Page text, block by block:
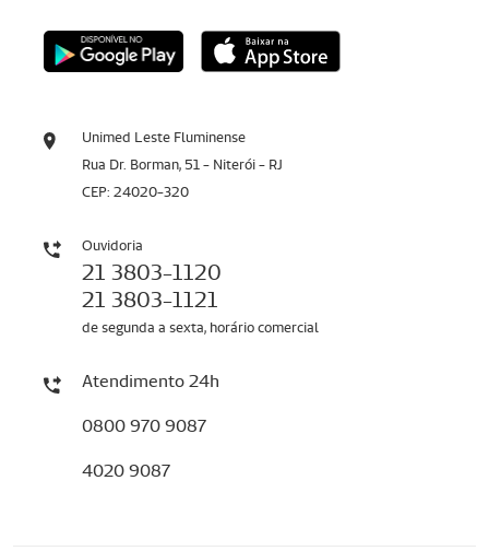
Unimed Leste Fluminense
Rua Dr. Borman, 51 - Niterói - RJ
CEP: 24020-320
Ouvidoria
21 3803-1120
21 3803-1121
de segunda a sexta, horário comercial
Atendimento 24h
0800 970 9087
4020 9087